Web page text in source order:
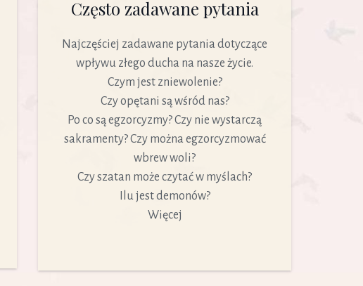
Często zadawane pytania
Najczęściej zadawane pytania dotyczące
wpływu złego ducha na nasze życie.
Czym jest zniewolenie?
Czy opętani są wśród nas?
Po co są egzorcyzmy? Czy nie wystarczą
sakramenty? Czy można egzorcyzmować
wbrew woli?
Czy szatan może czytać w myślach?
Ilu jest demonów?
Więcej